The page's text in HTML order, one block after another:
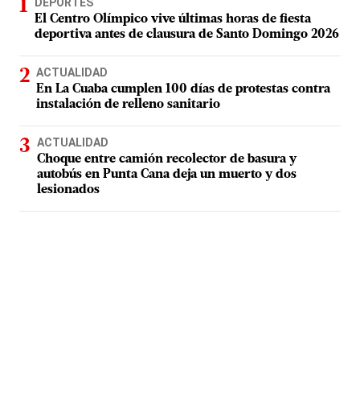
DEPORTES
El Centro Olímpico vive últimas horas de fiesta
deportiva antes de clausura de Santo Domingo 2026
ACTUALIDAD
En La Cuaba cumplen 100 días de protestas contra
instalación de relleno sanitario
ACTUALIDAD
Choque entre camión recolector de basura y
autobús en Punta Cana deja un muerto y dos
lesionados